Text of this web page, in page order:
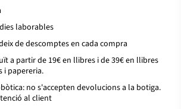
laborables
de descomptes en cada compra
a partir de 19€ en llibres i de 39€ en llibres
i papereria.
no s'accepten devolucions a la botiga.
al client